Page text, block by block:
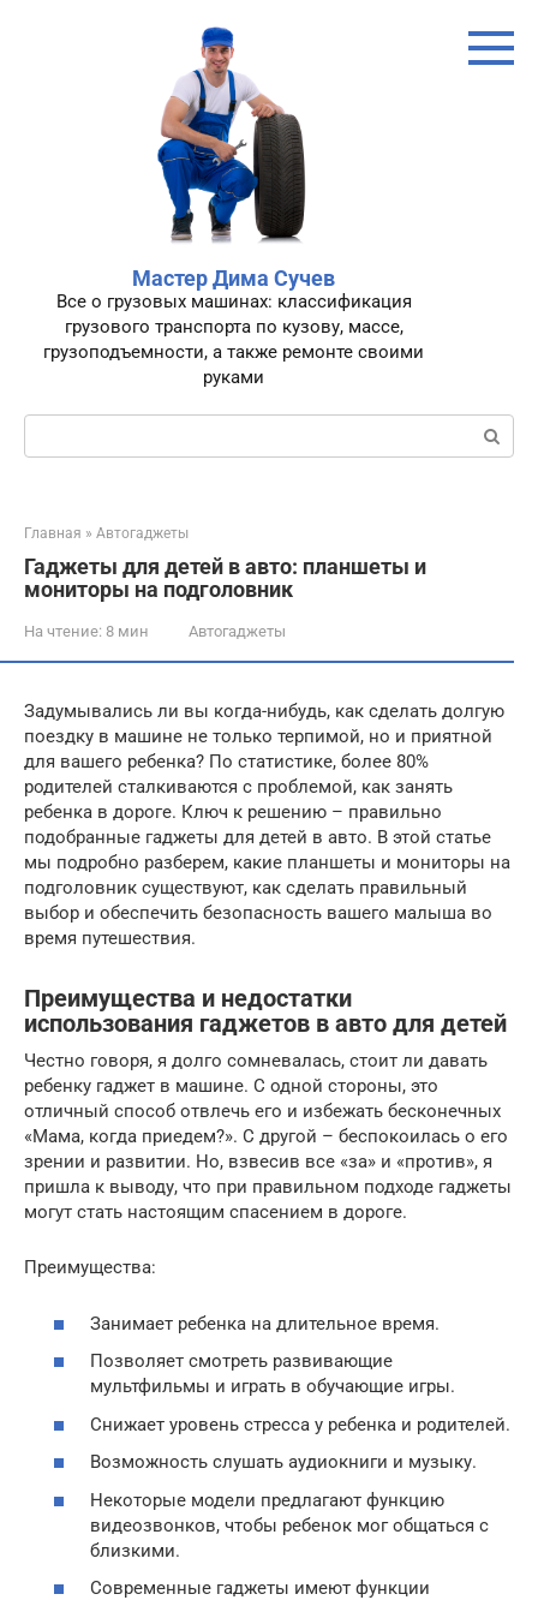
Мастер Дима Сучев
Все о грузовых машинах: классификация
грузового транспорта по кузову, массе,
грузоподъемности, а также ремонте своими
руками
Поиск:
Главная » Автогаджеты
Гаджеты для детей в авто: планшеты и
мониторы на подголовник
На чтение: 8 мин Автогаджеты
Задумывались ли вы когда-нибудь, как сделать долгую
поездку в машине не только терпимой, но и приятной
для вашего ребенка? По статистике, более 80%
родителей сталкиваются с проблемой, как занять
ребенка в дороге. Ключ к решению – правильно
подобранные гаджеты для детей в авто. В этой статье
мы подробно разберем, какие планшеты и мониторы на
подголовник существуют, как сделать правильный
выбор и обеспечить безопасность вашего малыша во
время путешествия.
Преимущества и недостатки
использования гаджетов в авто для детей
Честно говоря, я долго сомневалась, стоит ли давать
ребенку гаджет в машине. С одной стороны, это
отличный способ отвлечь его и избежать бесконечных
«Мама, когда приедем?». С другой – беспокоилась о его
зрении и развитии. Но, взвесив все «за» и «против», я
пришла к выводу, что при правильном подходе гаджеты
могут стать настоящим спасением в дороге.
Преимущества:
Занимает ребенка на длительное время.
Позволяет смотреть развивающие
мультфильмы и играть в обучающие игры.
Снижает уровень стресса у ребенка и родителей.
Возможность слушать аудиокниги и музыку.
Некоторые модели предлагают функцию
видеозвонков, чтобы ребенок мог общаться с
близкими.
Современные гаджеты имеют функции